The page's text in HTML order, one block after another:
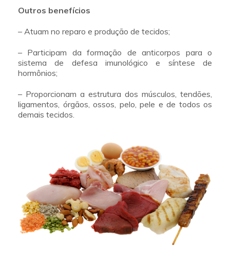
Outros benefícios
– Atuam no reparo e produção de tecidos;
– Participam da formação de anticorpos para o
sistema de defesa imunológico e síntese de
hormônios;
– Proporcionam a estrutura dos músculos, tendões,
ligamentos, órgãos, ossos, pelo, pele e de todos os
demais tecidos.